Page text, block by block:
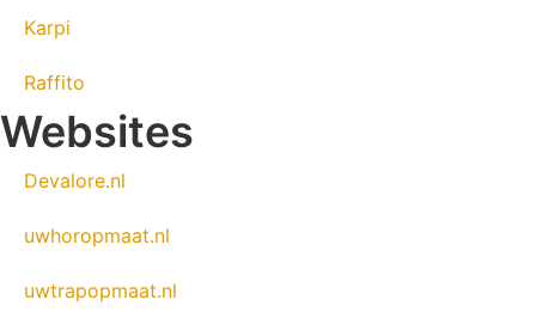
Karpi
Raffito
Websites
Devalore.nl
uwhoropmaat.nl
uwtrapopmaat.nl